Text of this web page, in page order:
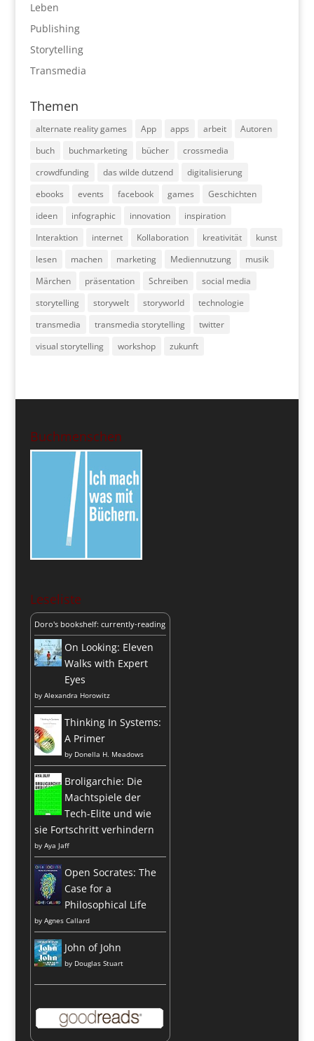
Leben
Publishing
Storytelling
Transmedia
Themen
alternate reality games App apps arbeit
Autoren
buch
buchmarketing bücher
crossmedia
crowdfunding
das wilde dutzend
digitalisierung
ebooks
events facebook games
Geschichten
ideen
infographic innovation
inspiration
Interaktion
internet Kollaboration kreativität
kunst
lesen
machen marketing Mediennutzung
musik
Märchen
präsentation Schreiben
social media
storytelling
storywelt storyworld
technologie
transmedia
transmedia storytelling
twitter
visual storytelling
workshop zukunft
Buchmenschen
Leseliste
Doro's bookshelf: currently-reading
On Looking: Eleven
Walks with Expert
Eyes
by Alexandra Horowitz
Thinking In Systems:
A Primer
by Donella H. Meadows
Broligarchie: Die
Machtspiele der
Tech-Elite und wie
sie Fortschritt verhindern
by Aya Jaff
Open Socrates: The
Case for a
Philosophical Life
by Agnes Callard
John of John
by Douglas Stuart